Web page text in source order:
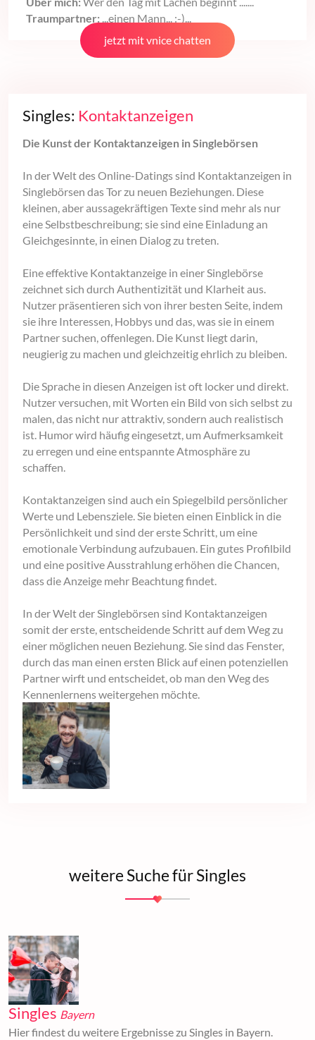
Traumpartner: ...einen Mann... :-)...
jetzt mit vnice chatten
Singles: Kontaktanzeigen
Die Kunst der Kontaktanzeigen in Singlebörsen
In der Welt des Online-Datings sind Kontaktanzeigen in
Singlebörsen das Tor zu neuen Beziehungen. Diese
kleinen, aber aussagekräftigen Texte sind mehr als nur
eine Selbstbeschreibung; sie sind eine Einladung an
Gleichgesinnte, in einen Dialog zu treten.
Eine effektive Kontaktanzeige in einer Singlebörse
zeichnet sich durch Authentizität und Klarheit aus.
Nutzer präsentieren sich von ihrer besten Seite, indem
sie ihre Interessen, Hobbys und das, was sie in einem
Partner suchen, offenlegen. Die Kunst liegt darin,
neugierig zu machen und gleichzeitig ehrlich zu bleiben.
Die Sprache in diesen Anzeigen ist oft locker und direkt.
Nutzer versuchen, mit Worten ein Bild von sich selbst zu
malen, das nicht nur attraktiv, sondern auch realistisch
ist. Humor wird häufig eingesetzt, um Aufmerksamkeit
zu erregen und eine entspannte Atmosphäre zu
schaffen.
Kontaktanzeigen sind auch ein Spiegelbild persönlicher
Werte und Lebensziele. Sie bieten einen Einblick in die
Persönlichkeit und sind der erste Schritt, um eine
emotionale Verbindung aufzubauen. Ein gutes Profilbild
und eine positive Ausstrahlung erhöhen die Chancen,
dass die Anzeige mehr Beachtung findet.
In der Welt der Singlebörsen sind Kontaktanzeigen
somit der erste, entscheidende Schritt auf dem Weg zu
einer möglichen neuen Beziehung. Sie sind das Fenster,
durch das man einen ersten Blick auf einen potenziellen
Partner wirft und entscheidet, ob man den Weg des
Kennenlernens weitergehen möchte.
weitere Suche für Singles
Singles Bayern
Hier findest du weitere Ergebnisse zu Singles in Bayern.